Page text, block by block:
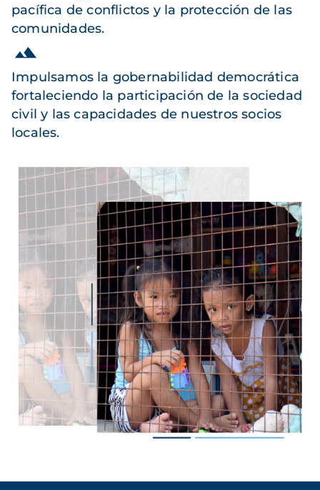
pacífica de conflictos y la protección de las
comunidades.
Impulsamos la gobernabilidad democrática
fortaleciendo la participación de la sociedad
civil y las capacidades de nuestros socios
locales.